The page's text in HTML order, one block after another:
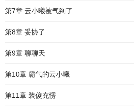
第7章 云小曦被气到了
第8章 妥协了
第9章 聊聊天
第10章 霸气的云小曦
第11章 装傻充愣